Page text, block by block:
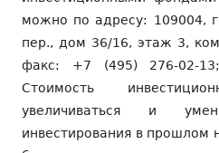
можно по адресу: 109004,
пер., дом 36/16, этаж 3,
факс: +7 (495) 276-02-
Стоимость
увеличиваться и
инвестирования в прошлом